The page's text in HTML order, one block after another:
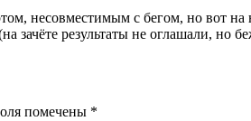
несовместимым с бегом, но вот
зачёте результаты не оглашали,
помечены *